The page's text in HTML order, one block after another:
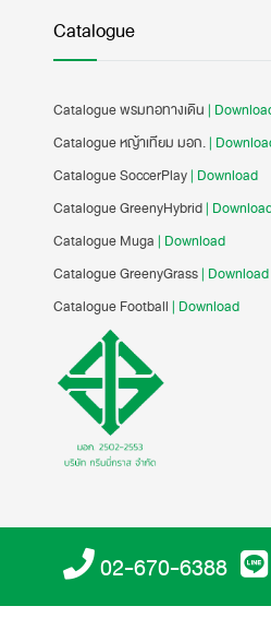
02-670-6388
Catalogue
Catalogue พรมทอทางเดิน |
Catalogue หญ้าเทียม มอก.|
Catalogue SoccerPlay| Download
Catalogue GreenyHybrid|
Catalogue Muga | Download
Catalogue GreenyGrass| Download
Catalogue Football | Download